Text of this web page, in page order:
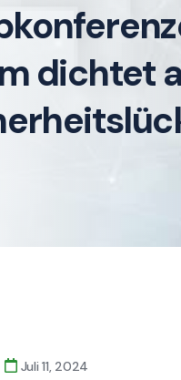
dichtet
Juli 11, 2024